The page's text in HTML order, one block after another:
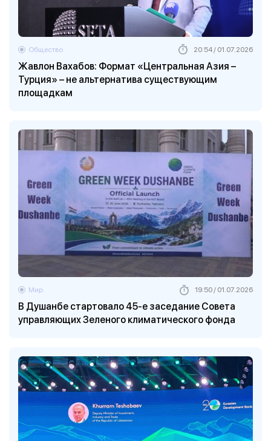
Жавлон Вахабов: Формат «Центральная Азия –
Турция» – не альтернатива существующим
площадкам
Общество 20:54 / 01.07.2026
В Душанбе стартовало 45-е заседание Совета
управляющих Зеленого климатического фонда
Мир 19:50 / 01.07.2026